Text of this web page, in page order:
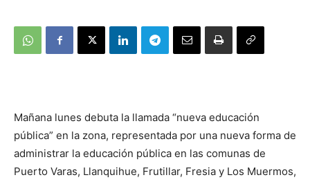
Mañana lunes debuta la llamada “nueva educación
pública” en la zona, representada por una nueva forma de
administrar la educación pública en las comunas de
Puerto Varas, Llanquihue, Frutillar, Fresia y Los Muermos,